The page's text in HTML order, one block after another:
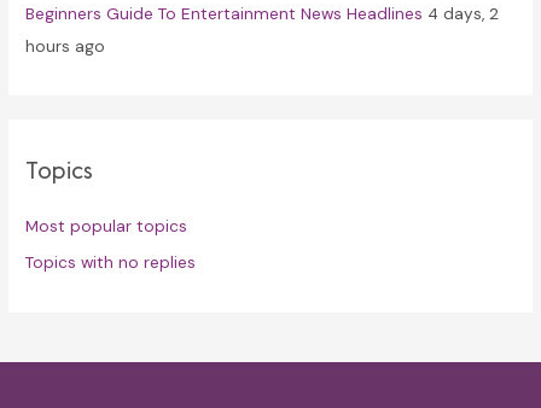
Beginners Guide To Entertainment News Headlines 4 days, 2
hours ago
Topics
Most popular topics
Topics with no replies